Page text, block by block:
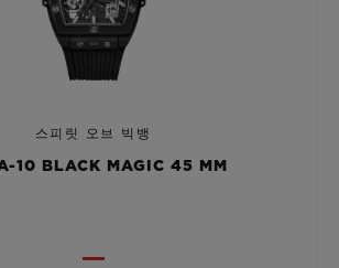
스피릿 오브 빅뱅
10 BLACK MAGIC 45 MM